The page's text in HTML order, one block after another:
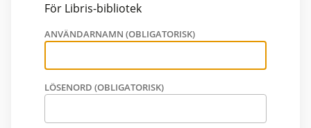
För Libris-bibliotek
ANVÄNDARNAMN (OBLIGATORISK)
LÖSENORD (OBLIGATORISK)